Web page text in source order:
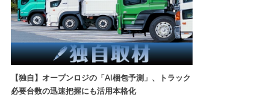
【独自】オープンロジの「AI梱包予測」、トラック
必要台数の迅速把握にも活用本格化